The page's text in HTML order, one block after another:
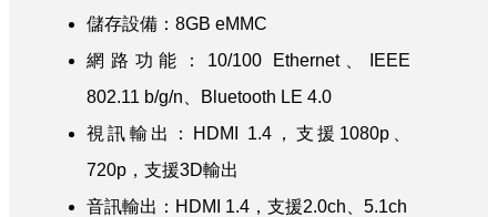
儲存設備：8GB eMMC
網路功能：10/100 Ethernet、IEEE
802.11 b/g/n、Bluetooth LE 4.0
視訊輸出：HDMI 1.4，支援1080p、
720p，支援3D輸出
音訊輸出：HDMI 1.4，支援2.0ch、5.1ch